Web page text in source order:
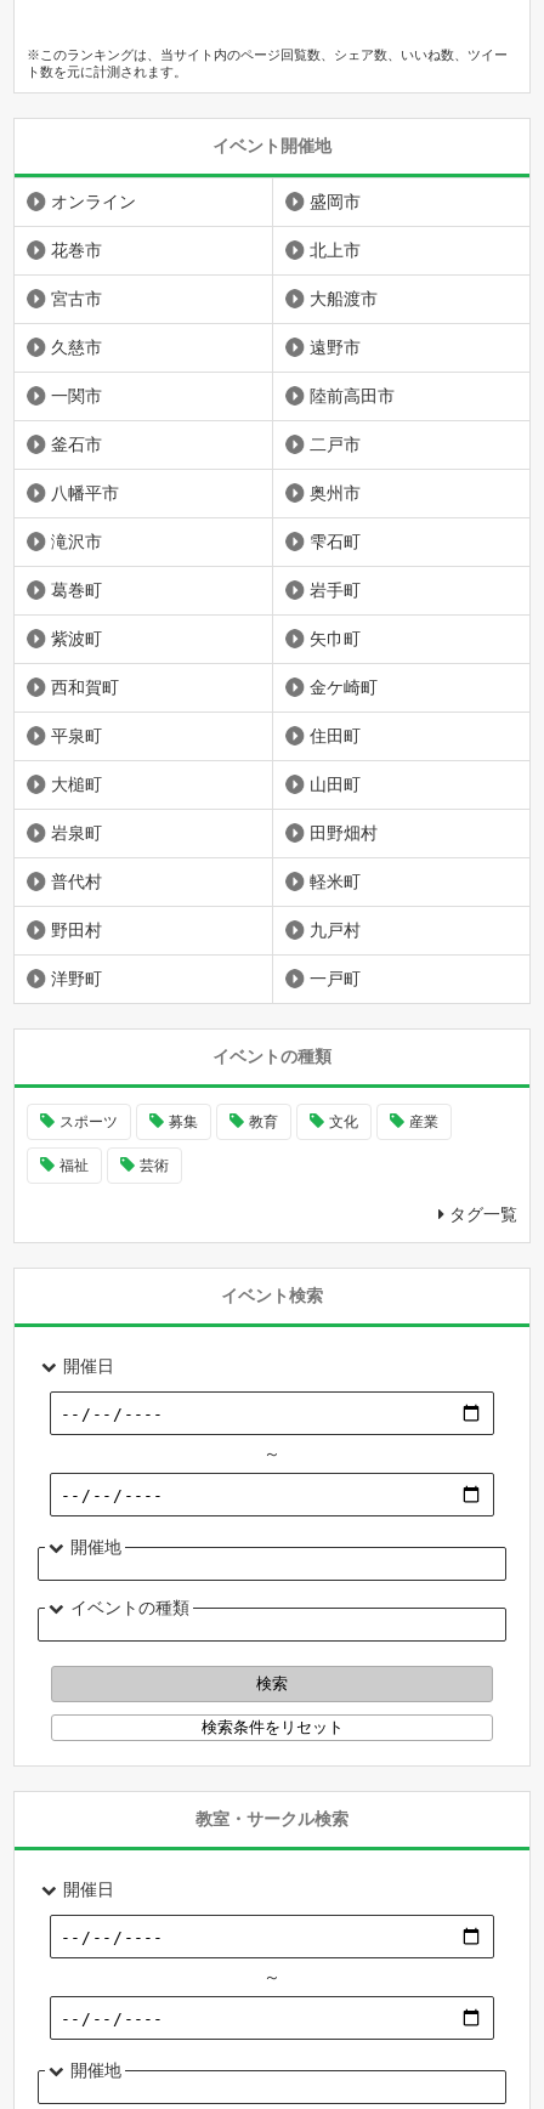
※このランキングは、当サイト内のページ回覧数、シェア数、いいね数、ツイー
ト数を元に計測されます。
イベント開催地
オンライン 盛岡市
花巻市 北上市
宮古市 大船渡市
久慈市 遠野市
一関市 陸前高田市
釜石市 二戸市
八幡平市 奥州市
滝沢市 雫石町
葛巻町 岩手町
紫波町 矢巾町
西和賀町 金ケ崎町
平泉町 住田町
大槌町 山田町
岩泉町 田野畑村
普代村 軽米町
野田村 九戸村
洋野町 一戸町
イベントの種類
スポーツ 募集 教育 文化 産業
福祉 芸術
タグ一覧
イベント検索
開催日
～
開催地
イベントの種類
教室・サークル検索
開催日
～
開催地